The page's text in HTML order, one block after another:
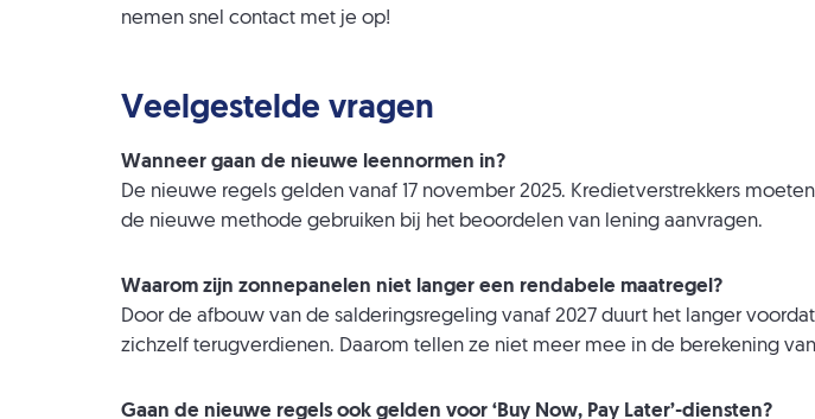
nemen snel contact met je op!
Veelgestelde vragen
Wanneer gaan de nieuwe leennormen in?
De nieuwe regels gelden vanaf 17 november 2025. Kredietverstrekkers
de nieuwe methode gebruiken bij het beoordelen van lening aanvragen.
Waarom zijn zonnepanelen niet langer een rendabele maatregel?
Door de afbouw van de salderingsregeling vanaf 2027 duurt het langer
zichzelf terugverdienen. Daarom tellen ze niet meer mee in de berekening
Gaan de nieuwe regels ook gelden voor ‘Buy Now, Pay Later’-diensten?